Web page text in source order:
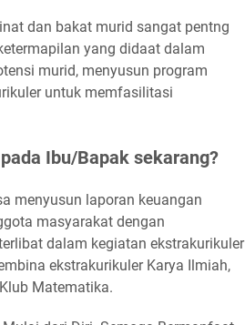
dan bakat murid sangat pentng
yang didaat dalam
murid, menyusun program
untuk memfasilitasi
Ibu/Bapak sekarang?
menyusun laporan keuangan
masyarakat dengan
dalam kegiatan ekstrakurikuler
ekstrakurikuler Karya Ilmiah,
Matematika.